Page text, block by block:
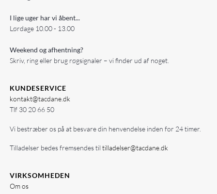
I lige uger har vi åbent...
Lørdage 10.00 - 13.00
Weekend og afhentning?
Skriv, ring eller brug røgsignaler – vi finder ud af noget.
KUNDESERVICE
kontakt@tacdane.dk
Tlf 30 20 66 50
Vi bestræber os på at besvare din henvendelse inden for 24 timer.
Tilladelser bedes fremsendes til tilladelser@tacdane.dk
VIRKSOMHEDEN
Om os